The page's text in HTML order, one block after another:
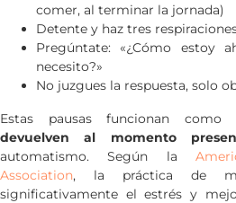
comer, al terminar la jornada)
Detente y haz tres
Pregúntate: «¿Cómo estoy
necesito?»
No juzgues la respuesta, solo
Estas pausas funcionan como
devuelven al momento
automatismo. Según la
Association, la práctica de
significativamente el estrés y